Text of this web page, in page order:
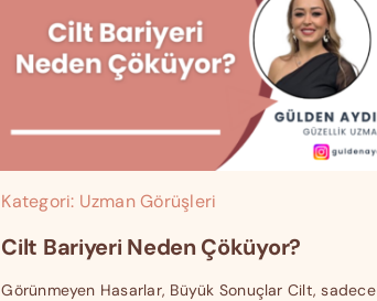
Kategori: Uzman Görüşleri
Cilt Bariyeri Neden Çöküyor?
Görünmeyen Hasarlar, Büyük Sonuçlar Cilt, sadece